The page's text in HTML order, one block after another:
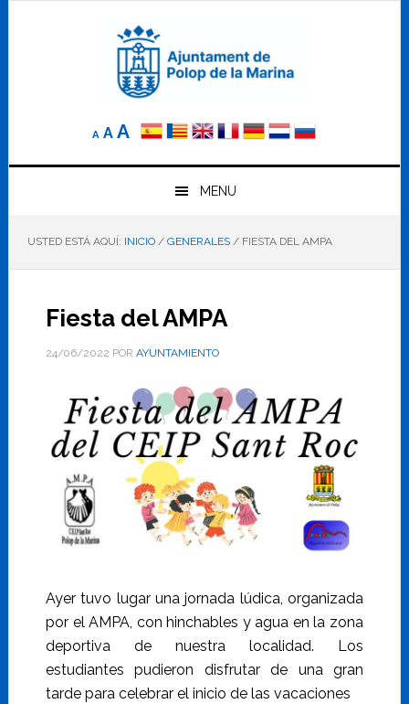
A
Reducir
elA Tamaño
AAumentar
el
tamaño
letra
MENU
USTED ESTÁ AQUÍ: INICIO / GENERALES /FIESTA DEL AMPA
Fiesta del AMPA
24/06/2022 POR AYUNTAMIENTO
Ayer tuvo lugar una jornada lúdica, organizada
por el AMPA, con hinchables y agua en la zona
deportiva de nuestra localidad. Los
estudiantes pudieron disfrutar de una gran
tarde para celebrar el inicio de las vacaciones